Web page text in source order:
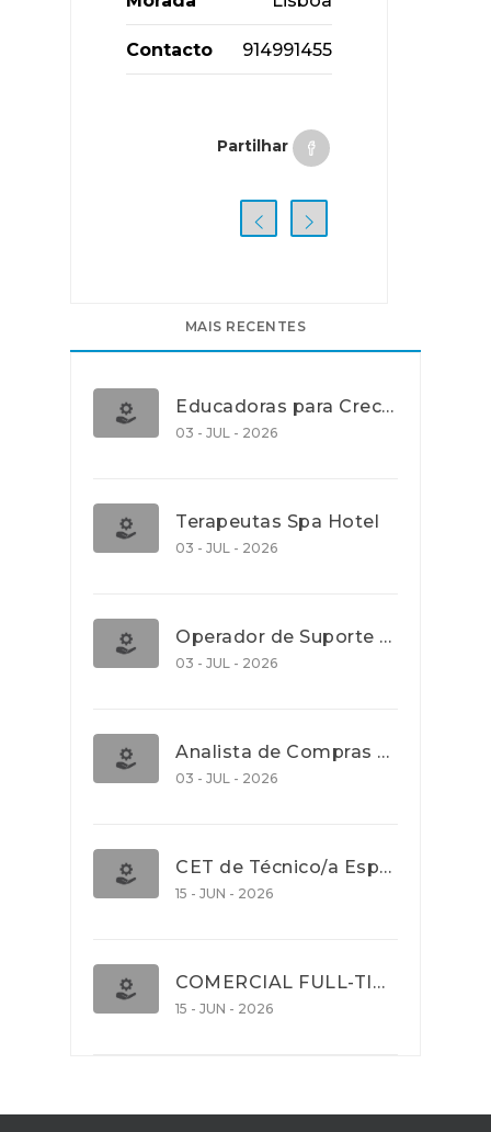
Contacto 914991455
Partilhar
MAIS RECENTES
Educadoras para Creche e J.I., Lisboa
03 - JUL - 2026
Terapeutas Spa Hotel
03 - JUL - 2026
Operador de Suporte Operacional
03 - JUL - 2026
Analista de Compras e Contratos (Banca)
03 - JUL - 2026
CET de Técnico/a Especialista em Comércio Internacional (Nível 5)
15 - JUN - 2026
COMERCIAL FULL-TIME
15 - JUN - 2026